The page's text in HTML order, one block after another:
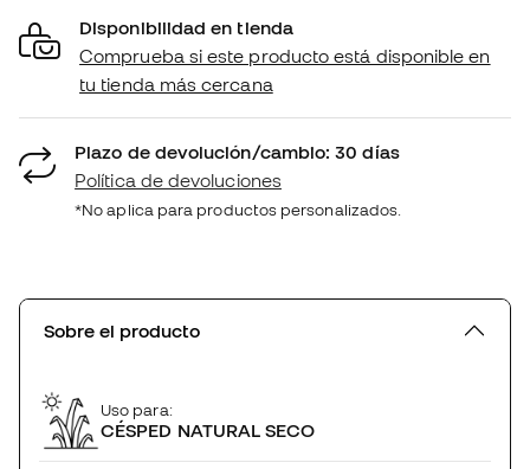
Disponibilidad en tienda
Comprueba si este producto está disponible en
tu tienda más cercana
Plazo de devolución/cambio: 30 días
Política de devoluciones
*No aplica para productos personalizados.
Sobre el producto
Uso para:
CÉSPED NATURAL SECO